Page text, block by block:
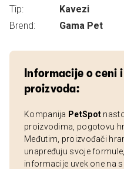
Tip:
Kavezi
Brend:
Gama Pet
Informacije o ceni
proizvoda:
Kompanija PetSpot
proizvodima, pogotovu
Međutim, proizvođači
unapređuju svoje
informacije uvek one na